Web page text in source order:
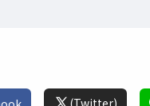
(Twitter)